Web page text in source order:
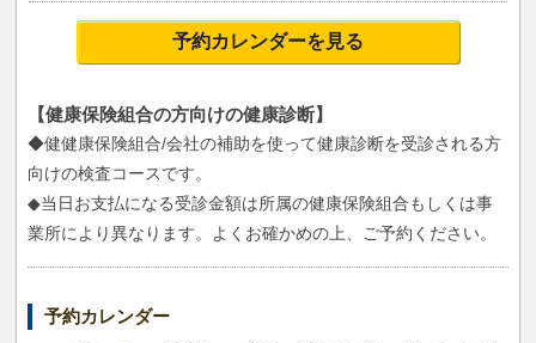
予約カレンダーを見る
【健康保険組合の方向けの健康診断】
◆健健康保険組合/会社の補助を使って健康診断を受診される方
向けの検査コースです。
◆当日お支払になる受診金額は所属の健康保険組合もしくは事
業所により異なります。よくお確かめの上、ご予約ください。
予約カレンダー